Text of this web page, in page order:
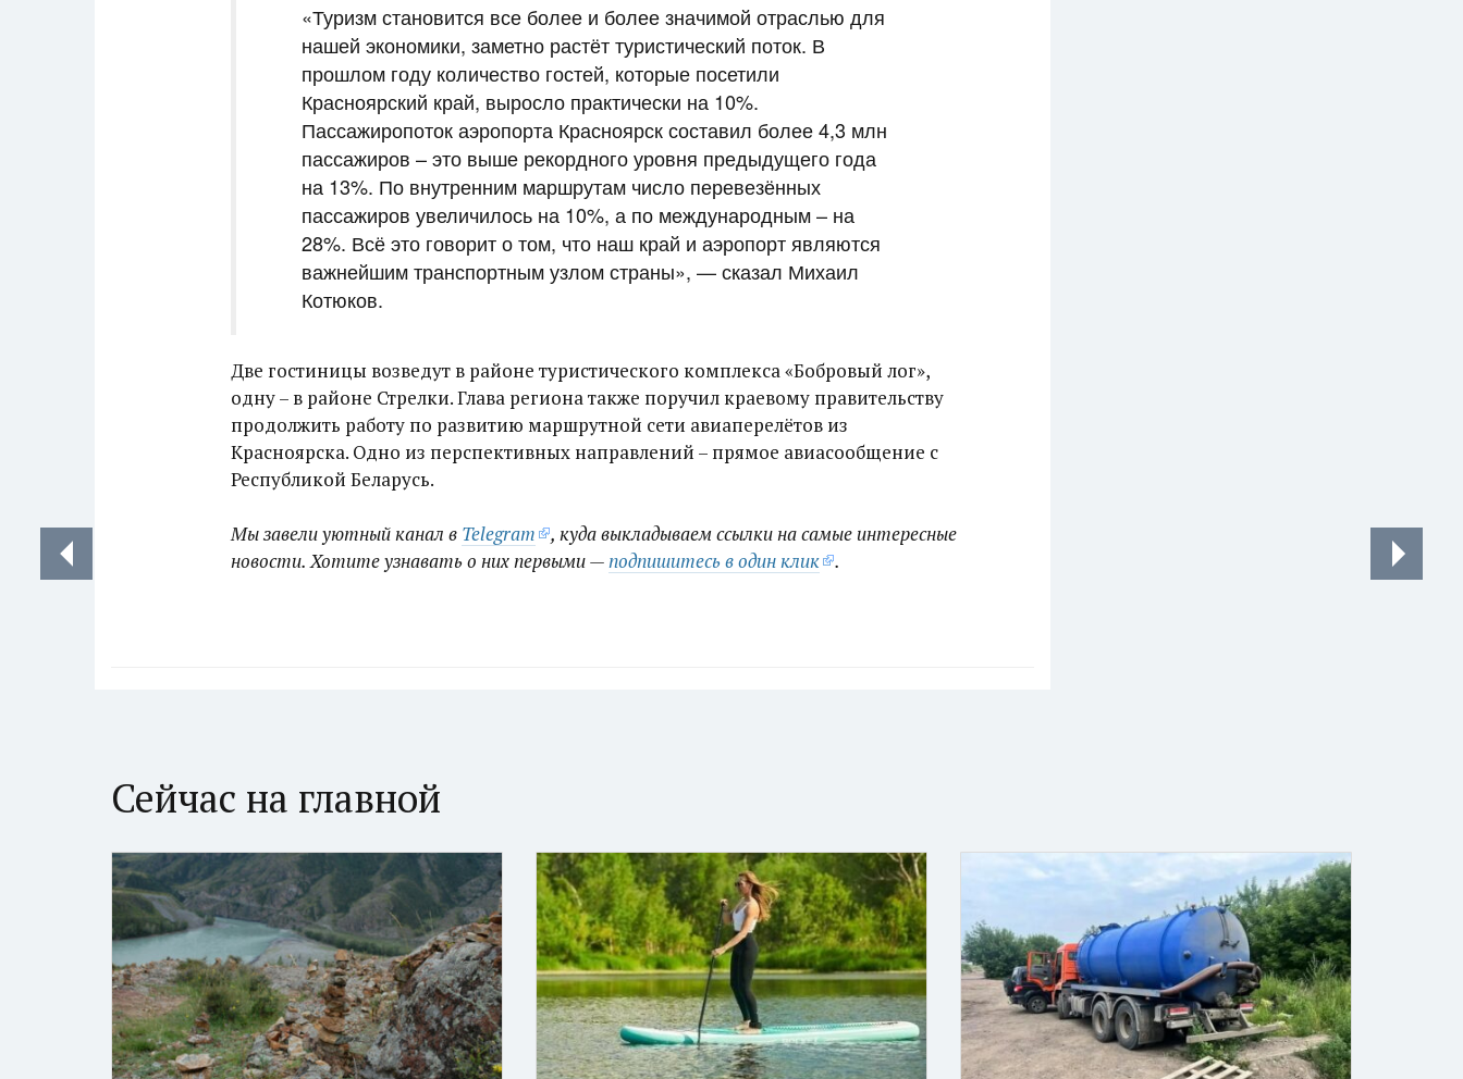
«Туризм становится все более и более значимой отраслью для
нашей экономики, заметно растёт туристический поток. В
прошлом году количество гостей, которые посетили
Красноярский край, выросло практически на 10%.
Пассажиропоток аэропорта Красноярск составил более 4,3 млн
пассажиров – это выше рекордного уровня предыдущего года
на 13%. По внутренним маршрутам число перевезённых
пассажиров увеличилось на 10%, а по международным – на
28%. Всё это говорит о том, что наш край и аэропорт являются
важнейшим транспортным узлом страны», — сказал Михаил
Котюков.
Две гостиницы возведут в районе туристического комплекса «Бобровый лог»,
одну – в районе Стрелки. Глава региона также поручил краевому правительству
продолжить работу по развитию маршрутной сети авиаперелётов из
Красноярска. Одно из перспективных направлений – прямое авиасообщение с
Республикой Беларусь.
Мы завели уютный канал в Telegram
, куда выкладываем ссылки на самые интересные
новости. Хотите узнавать о них первыми — подпишитесь в один клик .
Сейчас на главной